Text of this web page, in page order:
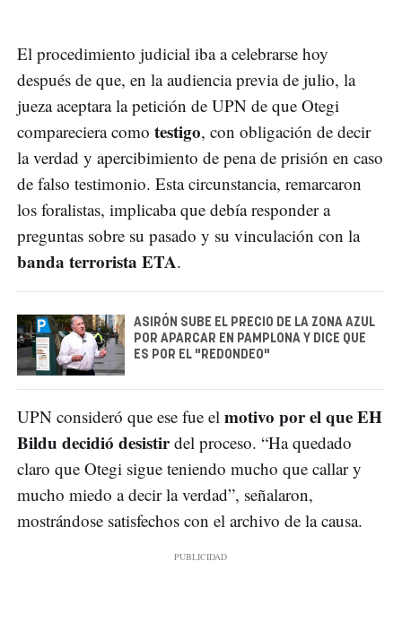
El procedimiento judicial iba a celebrarse hoy
después de que, en la audiencia previa de julio, la
jueza aceptara la petición de UPN de que Otegi
compareciera como testigo, con obligación de decir
la verdad y apercibimiento de pena de prisión en caso
de falso testimonio. Esta circunstancia, remarcaron
los foralistas, implicaba que debía responder a
preguntas sobre su pasado y su vinculación con la
banda terrorista ETA.
ASIRÓN SUBE EL PRECIO DE LA ZONA AZUL
POR APARCAR EN PAMPLONA Y DICE QUE
ES POR EL "REDONDEO"
UPN consideró que ese fue el motivo por el que EH
Bildu decidió desistirdel proceso. “Ha quedado
claro que Otegi sigue teniendo mucho que callar y
mucho miedo a decir la verdad”, señalaron,
mostrándose satisfechos con el archivo de la causa.